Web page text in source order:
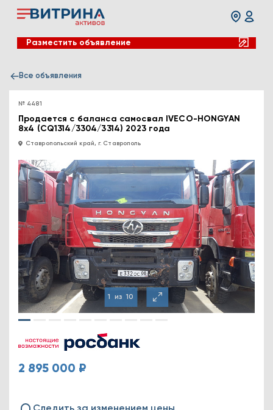
Разместить объявление
Все объявления
№ 4481
Продается с баланса самосвал IVECO-HONGYAN
8x4 (CQ1314/3304/3314) 2023 года
Ставропольский край, г. Ставрополь
1 из10
2 895 000 ₽